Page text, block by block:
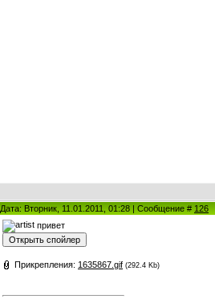
Дата: Вторник, 11.01.2011, 01:28 | Сообщение # 126
привет
Прикрепления: 1635867.gif (292.4 Kb)